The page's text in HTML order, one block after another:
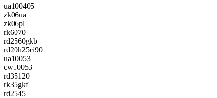
ua100405
zk06ua
zk06pl
rk6070
rd2560gkb
rd20h25ei90
ua10053
cw10053
rd35120
rk35gkf
rd2545